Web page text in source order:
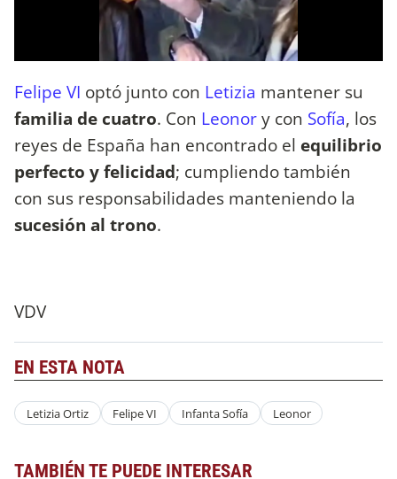
Felipe VI optó junto con Letizia mantener su
familia de cuatro. Con Leonory con Sofía, los
reyes de España han encontrado el equilibrio
perfecto y felicidad; cumpliendo también
con sus responsabilidades manteniendo la
sucesión al trono.
VDV
EN ESTA NOTA
Letizia Ortiz Felipe VI Infanta Sofía Leonor
TAMBIÉN TE PUEDE INTERESAR